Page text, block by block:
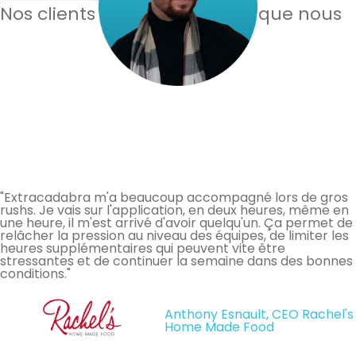
Nos clients en parlent mieux que nous
"Extracadabra m'a beaucoup accompagné lors de gros
rushs. Je vais sur l'application, en deux heures, même en
une heure, il m'est arrivé d'avoir quelqu'un. Ça permet de
relâcher la pression au niveau des équipes, de limiter les
heures supplémentaires qui peuvent vite être
stressantes et de continuer la semaine dans des bonnes
conditions."
Anthony Esnault, CEO Rachel's
Home Made Food